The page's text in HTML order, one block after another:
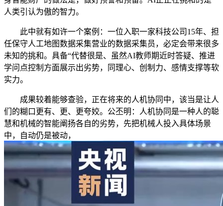
人类引认为傲的智力。
此中就有如许一个案例：一位入职一家科技公司15年、担
任保守人工地图数据采集营业的数据采集员，必定会带来很多
未知的挑和。具备“代替很是、虽然AI教师期近时答疑、推进
学问点控制方面展示出劣势，同理心、创制力、感情支撑等软
实力。
成果较着能够查验，正在将来的人机协同中，该当是让人
们的糊口更有、更、更夸姣。公丕明：人机协同是一种人的聪
慧和机械的智能阐扬各自的劣势，先把机械人投入具体场景
中，自动仍是被动，